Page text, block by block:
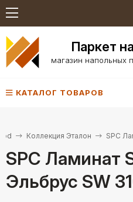
Паркет
магазин напольных
КАТАЛОГ ТОВАРОВ
Коллекция Эталон SPC
SPC Ламинат
Эльбрус SW